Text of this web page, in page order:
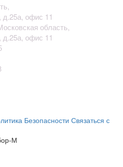
д.25а, офис 11
область,
д.25а, офис 11
Безопасности Связаться с
М